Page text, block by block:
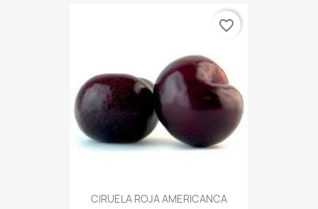
CIRUELA ROJA AMERICANCA
favorite_border